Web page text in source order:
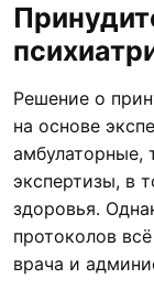
Решение о
на основе
амбулаторные,
экспертизы, в
здоровья.
протоколов
врача и